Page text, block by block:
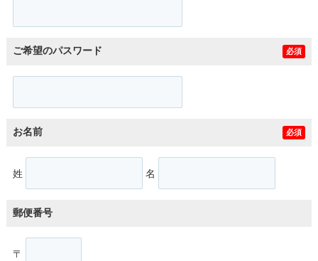
ご希望のパスワード 必須
お名前 必須
姓 名
郵便番号
〒